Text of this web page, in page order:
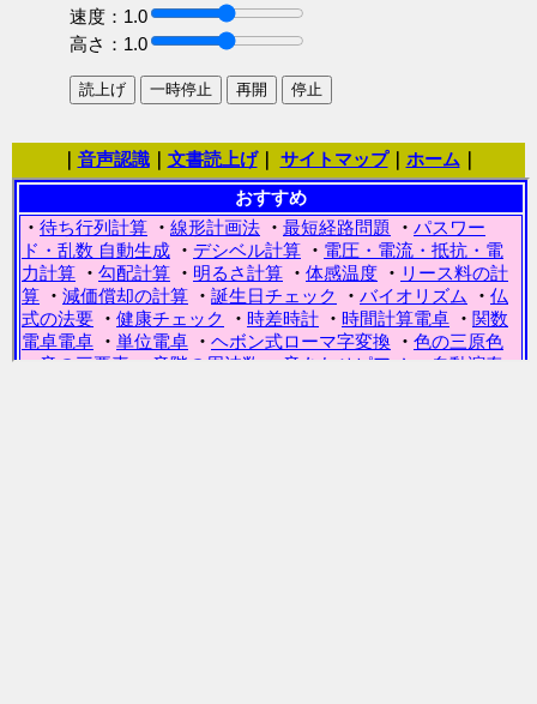
速度： 1.0
高さ： 1.0
音声認識｜ 文書読上げ｜ サイトマップ｜ ホーム｜